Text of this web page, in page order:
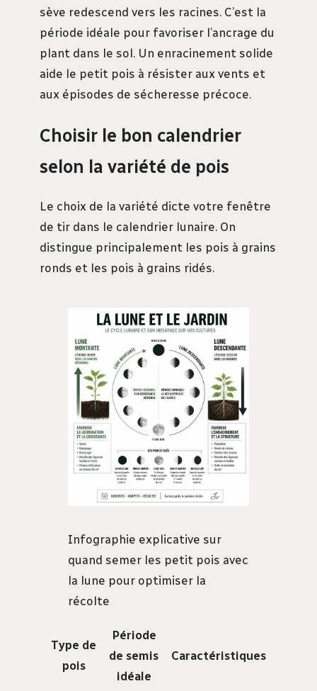
sève redescend vers les racines. C’est la
période idéale pour favoriser l’ancrage du
plant dans le sol. Un enracinement solide
aide le petit pois à résister aux vents et
aux épisodes de sécheresse précoce.
Choisir le bon calendrier
selon la variété de pois
Le choix de la variété dicte votre fenêtre
de tir dans le calendrier lunaire. On
distingue principalement les pois à grains
ronds et les pois à grains ridés.
Infographie explicative sur
quand semer les petit pois avec
la lune pour optimiser la
récolte
Type de
pois
Période
de semis
idéale
Caractéristiques